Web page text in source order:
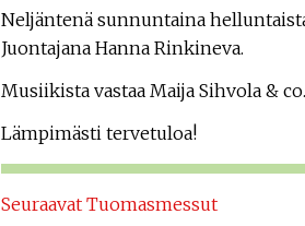
Neljäntenä sunnuntaina
Juontajana Hanna Rinkineva.
Musiikista vastaa Maija Sihvola & co.
Lämpimästi tervetuloa!
Seuraavat Tuomasmessut